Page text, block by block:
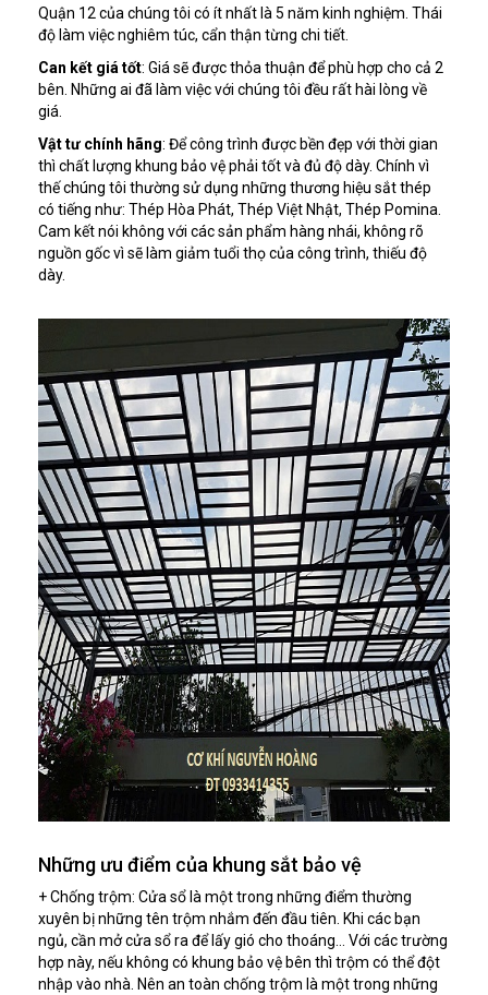
Quận 12 của chúng tôi có ít nhất là 5 năm kinh nghiệm. Thái
độ làm việc nghiêm túc, cẩn thận từng chi tiết.
Can kết giá tốt: Giá sẽ được thỏa thuận để phù hợp cho cả 2
bên. Những ai đã làm việc với chúng tôi đều rất hài lòng về
giá.
Vật tư chính hãng: Để công trình được bền đẹp với thời gian
thì chất lượng khung bảo vệ phải tốt và đủ độ dày. Chính vì
thế chúng tôi thường sử dụng những thương hiệu sắt thép
có tiếng như: Thép Hòa Phát, Thép Việt Nhật, Thép Pomina.
Cam kết nói không với các sản phẩm hàng nhái, không rõ
nguồn gốc vì sẽ làm giảm tuổi thọ của công trình, thiếu độ
dày.
Những ưu điểm của khung sắt bảo vệ
+ Chống trộm: Cửa sổ là một trong những điểm thường
xuyên bị những tên trộm nhắm đến đầu tiên. Khi các bạn
ngủ, cần mở cửa sổ ra để lấy gió cho thoáng… Với các trường
hợp này, nếu không có khung bảo vệ bên thì trộm có thể đột
nhập vào nhà. Nên an toàn chống trộm là một trong những